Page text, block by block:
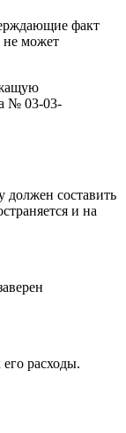
факт
не может
№ 03-03-
должен составить
и на
расходы.